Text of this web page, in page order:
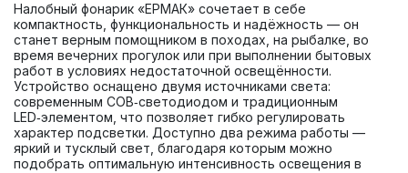
Налобный фонарик «ЕРМАК» сочетает в себе
компактность, функциональность и надёжность — он
станет верным помощником в походах, на рыбалке, во
время вечерних прогулок или при выполнении бытовых
работ в условиях недостаточной освещённости.
Устройство оснащено двумя источниками света:
современным COB‑светодиодом и традиционным
LED‑элементом, что позволяет гибко регулировать
характер подсветки. Доступно два режима работы —
яркий и тусклый свет, благодаря которым можно
подобрать оптимальную интенсивность освещения в